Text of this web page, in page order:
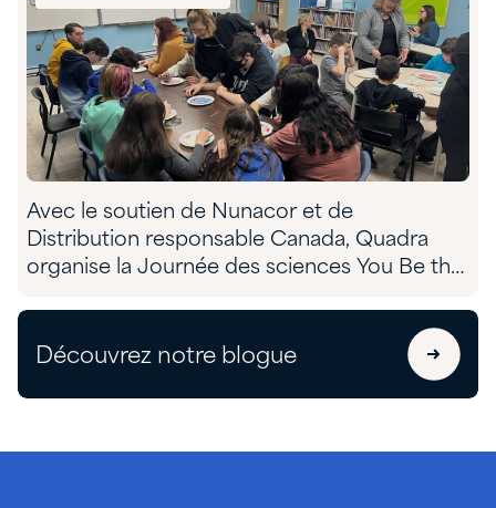
Avec le soutien de Nunacor et de
Distribution responsable Canada, Quadra
organise la Journée des sciences You Be the
Découvrez notre blogue